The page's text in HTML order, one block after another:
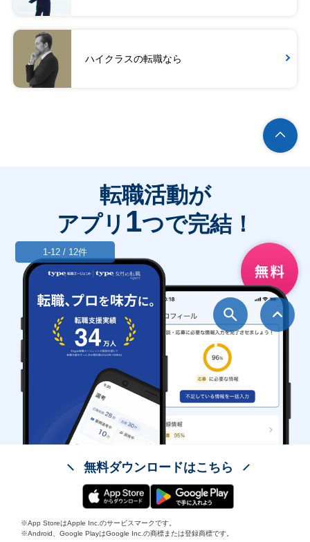
ハイクラスの転職なら
1-12 / 12件
転職活動が
アプリ 1つで完結！
無料ダウンロードはこちら
※App StoreはApple Inc.のサービスマークです。
※Android、Google PlayはGoogle Inc.の商標または登録商標です。